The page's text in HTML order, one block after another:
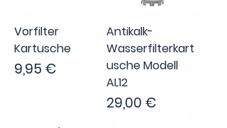
Vorfilter
Kartusche
Preis
9,95 €
Antikalk-
Wasserfilterkart
usche Modell
AL12
Preis
29,00 €